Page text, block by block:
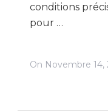
conditions
pour …
On Novembre 14,